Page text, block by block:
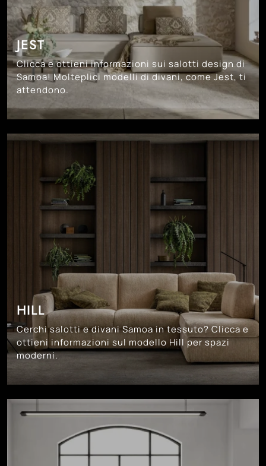
JEST
Clicca e ottieni informazioni sui salotti design di
Samoa! Molteplici modelli di divani, come Jest, ti
attendono.
HILL
Cerchi salotti e divani Samoa in tessuto? Clicca e
ottieni informazioni sul modello Hill per spazi
moderni.